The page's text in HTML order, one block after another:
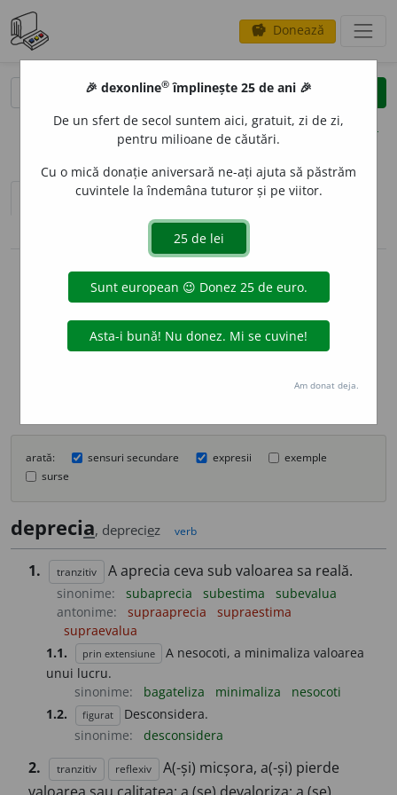
savings Donează
clear
opțiuni
sinteza definițiilor (1)
definiții (22)
info
info
Aceste definiții sunt compilate de
echipa dexonline. Definițiile
originale se află pe filadefiniții.
Puteți reordona filele pe pagina de
arată: sensuri secundare expresii
exemple
surse
deprecia, depreciez verb
1. tranzitiv A aprecia ceva sub valoarea sa reală.
sinonime: subaprecia subestima
subevalua
antonime:
supraaprecia
supraestima
supraevalua
1.1.
prin extensiune
A nesocoti, a minimaliza valoarea
unui lucru.
sinonime:
bagateliza minimaliza
nesocoti
1.2.
figurat
Desconsidera.
sinonime:
desconsidera
2. tranzitiv reflexiv
A(-și) micșora, a(-și) pierde
🎉 dexonline® împlinește 25 de ani 🎉
De un sfert de secol suntem aici, gratuit, zi de zi,
pentru milioane de căutări.
Cu o mică donație aniversară ne-ați ajuta să păstrăm
cuvintele la îndemâna tuturor și pe viitor.
Am donat deja.